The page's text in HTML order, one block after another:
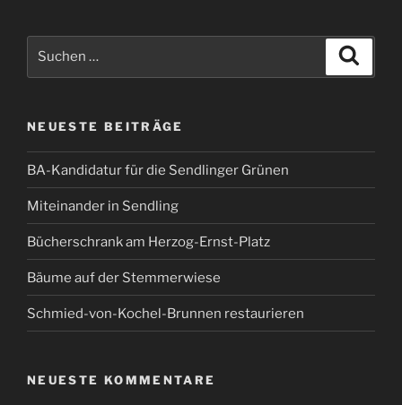
NEUESTE BEITRÄGE
BA-Kandidatur für die Sendlinger Grünen
Miteinander in Sendling
Bücherschrank am Herzog-Ernst-Platz
Bäume auf der Stemmerwiese
Schmied-von-Kochel-Brunnen restaurieren
NEUESTE KOMMENTARE